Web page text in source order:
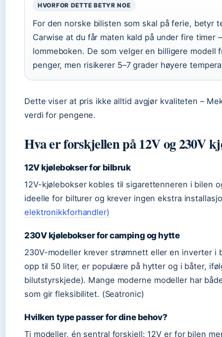
HVORFOR DETTE BETYR NOE
For den norske bilisten som skal på ferie, betyr
Carwise at du får maten kald på under fire timer
lommeboken. De som velger en billigere modell
penger, men risikerer 5–7 grader høyere
Dette viser at pris ikke alltid avgjør kvaliteten –
verdi for pengene.
Hva er forskjellen på 12V og 230V
12V kjølebokser for bilbruk
12V-kjølebokser kobles til sigarettenneren i bilen
ideelle for bilturer og krever ingen ekstra
elektronikkforhandler)
230V kjølebokser for camping og hytte
230V-modeller krever strømnett eller en inverter i
opp til 50 liter, er populære på hytter og i båter,
bilutstyrskjede). Mange moderne modeller har
som gir fleksibilitet. (Seatronic)
Hvilken type passer for dine behov?
Ti modeller, én sentral forskjell: 12V er for bilen